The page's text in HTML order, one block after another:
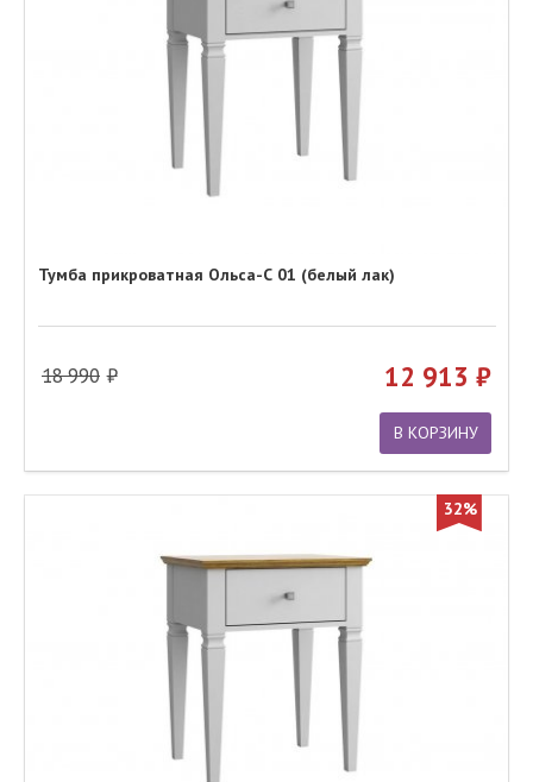
Тумба прикроватная Ольса-С 01 (белый лак)
18 990 12 913
В КОРЗИНУ
32%